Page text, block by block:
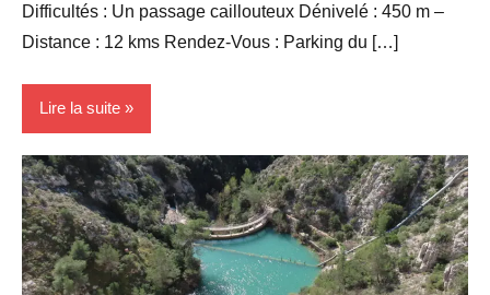
Difficultés : Un passage caillouteux Dénivelé : 450 m –
Distance : 12 kms Rendez-Vous : Parking du […]
Lire la suite
Activité
Sportives
Blog
Randonnées